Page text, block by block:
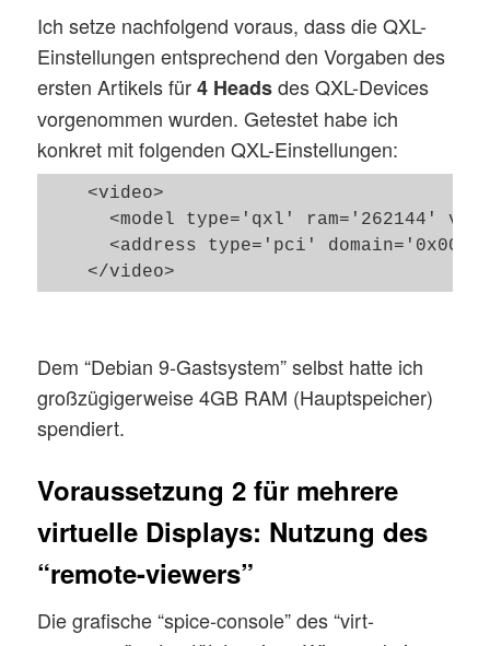
Ich setze nachfolgend voraus, dass die QXL-
Einstellungen entsprechend den Vorgaben des
ersten Artikels für4 Headsdes QXL-Devices
vorgenommen wurden. Getestet habe ich
konkret mit folgenden QXL-Einstellungen:
    <video>
<model type='qxl' ram='262144'
<address type='pci'
Dem “Debian 9-Gastsystem” selbst hatte ich
großzügigerweise 4GB RAM (Hauptspeicher)
spendiert.
Voraussetzung 2 für mehrere
virtuelle Displays: Nutzung des
“remote-viewers”
Die grafische “spice-console” des “virt-